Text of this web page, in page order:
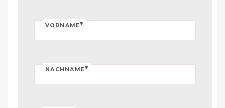
VORNAME*
NACHNAME*